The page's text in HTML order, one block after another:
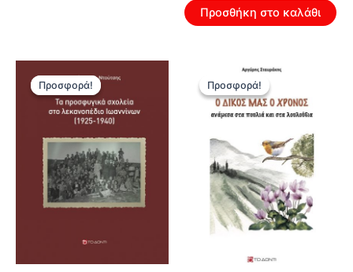
was:
12,00 €.
τιμή
είναι:
Προσθήκη στο καλάθι
Προσφορά!
Προσφορά! Προσφορά!
Προσφορά!